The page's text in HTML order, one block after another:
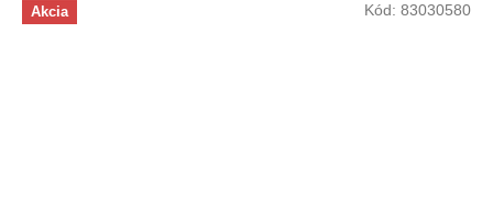
Akcia Kód: 83030580